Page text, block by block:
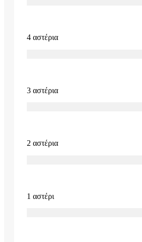
4 αστέρια
3 αστέρια
2 αστέρια
1 αστέρι